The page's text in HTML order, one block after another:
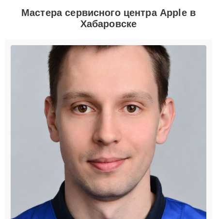
Мастера сервисного центра Apple в
Хабаровске